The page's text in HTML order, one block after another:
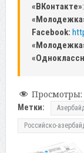
«ВКонтакте»:
Facebook:
Просмотры:
Метки:
Российско-